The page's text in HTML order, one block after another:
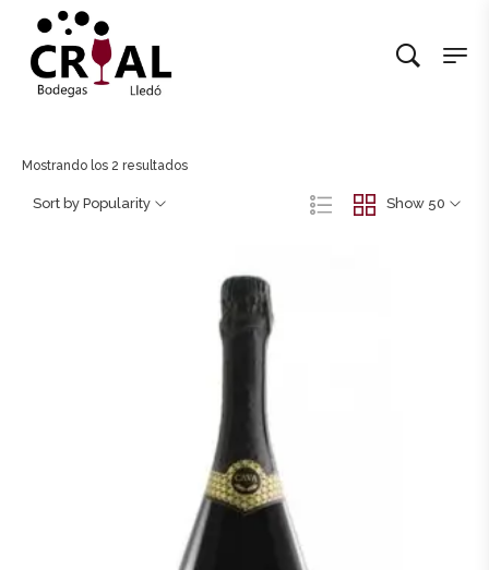
Mostrando los 2 resultados
Show 50
Sort by Popularity